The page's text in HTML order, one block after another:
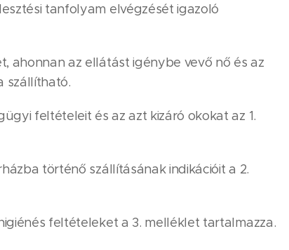
tanfolyam elvégzését igazoló
ahonnan az ellátást igénybe vevő nő és az
szállítható.
feltételeit és az azt kizáró okokat az 1.
történő szállításának indikációit a 2.
feltételeket a 3. melléklet tartalmazza.